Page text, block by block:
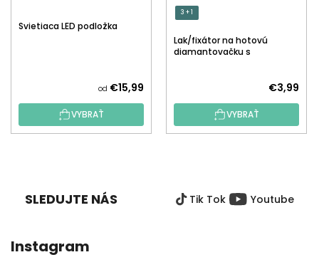
Svietiaca LED podložka
od €15,99
VYBRAŤ
3 + 1
Lak/fixátor na hotovú
diamantovačku s
€3,99
VYBRAŤ
SLEDUJTE NÁS Tik Tok Youtube
Instagram